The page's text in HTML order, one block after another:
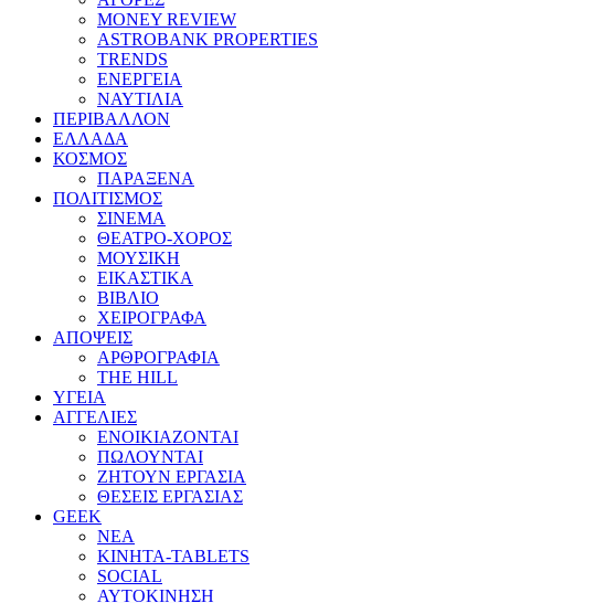
MONEY REVIEW
ASTROBANK PROPERTIES
TRENDS
ΕΝΕΡΓΕΙΑ
ΝΑΥΤΙΛΙΑ
ΠΕΡΙΒΑΛΛΟΝ
ΕΛΛΑΔΑ
ΚΟΣΜΟΣ
ΠΑΡΑΞΕΝΑ
ΠΟΛΙΤΙΣΜΟΣ
ΣΙΝΕΜΑ
ΘΕΑΤΡΟ-ΧΟΡΟΣ
ΜΟΥΣΙΚΗ
ΕΙΚΑΣΤΙΚΑ
ΒΙΒΛΙΟ
ΧΕΙΡΟΓΡΑΦΑ
ΑΠΟΨΕΙΣ
ΑΡΘΡΟΓΡΑΦΙΑ
THE HILL
ΥΓΕΙΑ
ΑΓΓΕΛΙΕΣ
ΕΝΟΙΚΙΑΖΟΝΤΑΙ
ΠΩΛΟΥΝΤΑΙ
ΖΗΤΟΥΝ ΕΡΓΑΣΙΑ
ΘΕΣΕΙΣ ΕΡΓΑΣΙΑΣ
GEEK
ΝΕΑ
ΚΙΝΗΤΑ-TABLETS
SOCIAL
ΑΥΤΟΚΙΝΗΣΗ